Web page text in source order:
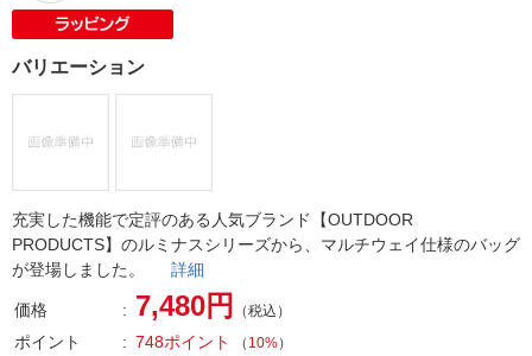
バリエーション
充実した機能で定評のある人気ブランド【OUTDOOR
PRODUCTS】のルミナスシリーズから、マルチウェイ仕様のバッグ
が登場しました。 詳細
価格 7,480円 （税込）
ポイント 748ポイント （ 10%）